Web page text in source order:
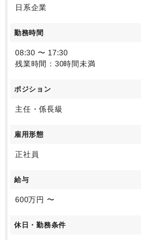
日系企業
勤務時間
08:30 〜 17:30
残業時間：30時間未満
ポジション
主任・係長級
雇用形態
正社員
給与
600万円 〜
休日・勤務条件